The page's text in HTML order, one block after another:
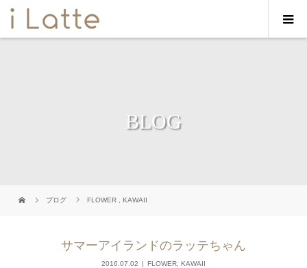
BLOG
ブログ FLOWER ,KAWAII
サマーアイランドのラッテちゃん
2016.07.02 FLOWER KAWAII